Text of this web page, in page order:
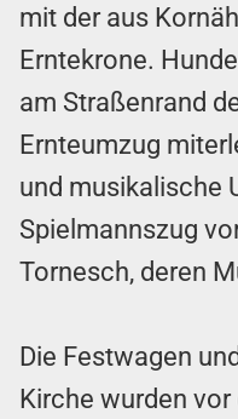
mit der aus
Erntekrone.
am Straßenrand
Ernteumzug
und musikalische
Spielmannszug
Tornesch, deren
Die Festwagen
Kirche wurden vor